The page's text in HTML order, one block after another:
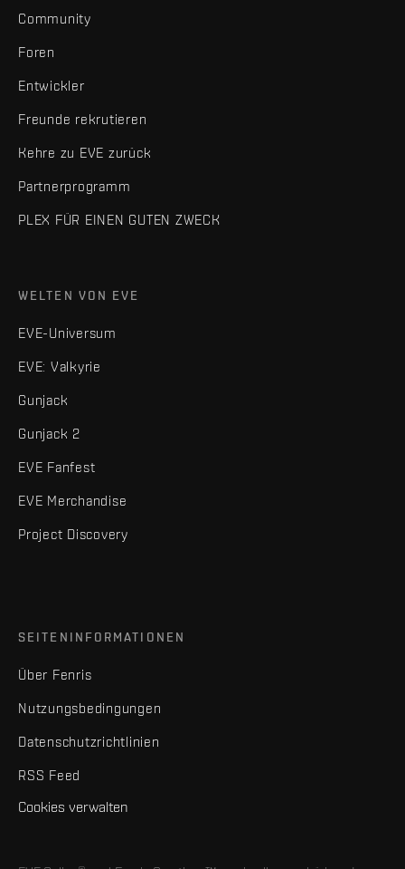
Community
Foren
Entwickler
Freunde rekrutieren
Kehre zu EVE zurück
Partnerprogramm
PLEX FÜR EINEN GUTEN ZWECK
WELTEN VON EVE
EVE-Universum
EVE: Valkyrie
Gunjack
Gunjack 2
EVE Fanfest
EVE Merchandise
Project Discovery
SEITENINFORMATIONEN
Über Fenris
Nutzungsbedingungen
Datenschutzrichtlinien
RSS Feed
Cookies verwalten